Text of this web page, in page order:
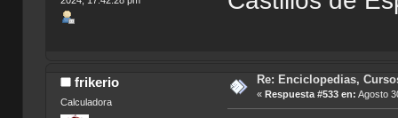
frikerio
Calculadora
Re: Enciclopedias,
« Respuesta #533 en: Agosto